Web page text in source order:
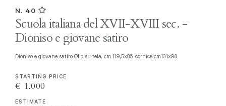
N. 40
Scuola italiana del XVII-XVIII sec. -
Dioniso e giovane satiro
Dioniso e giovane satiro Olio su tela, cm 119,5x86, cornice cm131x98
STARTING PRICE
€ 1.000
ESTIMATE